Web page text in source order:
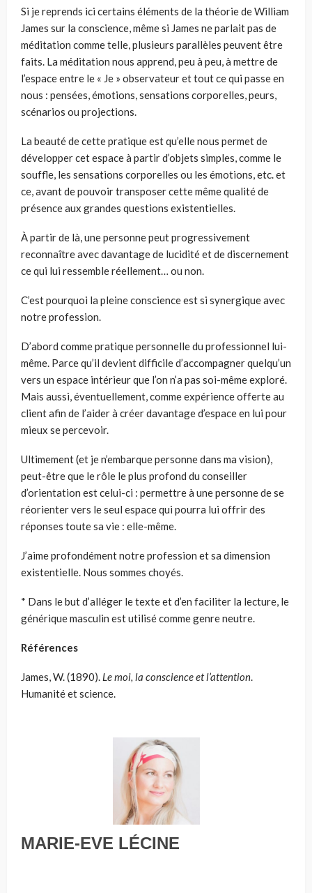
Si je reprends ici certains éléments de la théorie de William
James sur la conscience, même si James ne parlait pas de
méditation comme telle, plusieurs parallèles peuvent être
faits. La méditation nous apprend, peu à peu, à mettre de
l’espace entre le « Je » observateur et tout ce qui passe en
nous : pensées, émotions, sensations corporelles, peurs,
scénarios ou projections.
La beauté de cette pratique est qu’elle nous permet de
développer cet espace à partir d’objets simples, comme le
souffle, les sensations corporelles ou les émotions, etc. et
ce, avant de pouvoir transposer cette même qualité de
présence aux grandes questions existentielles.
À partir de là, une personne peut progressivement
reconnaître avec davantage de lucidité et de discernement
ce qui lui ressemble réellement… ou non.
C’est pourquoi la pleine conscience est si synergique avec
notre profession.
D’abord comme pratique personnelle du professionnel lui-
même. Parce qu’il devient difficile d’accompagner quelqu’un
vers un espace intérieur que l’on n’a pas soi-même exploré.
Mais aussi, éventuellement, comme expérience offerte au
client afin de l’aider à créer davantage d’espace en lui pour
mieux se percevoir.
Ultimement (et je n’embarque personne dans ma vision),
peut-être que le rôle le plus profond du conseiller
d’orientation est celui-ci : permettre à une personne de se
réorienter vers le seul espace qui pourra lui offrir des
réponses toute sa vie : elle-même.
J’aime profondément notre profession et sa dimension
existentielle. Nous sommes choyés.
* Dans le but d’alléger le texte et d’en faciliter la lecture, le
générique masculin est utilisé comme genre neutre.
Références
James, W. (1890). Le moi, la conscience et l’attention.
Humanité et science.
MARIE-EVE LÉCINE